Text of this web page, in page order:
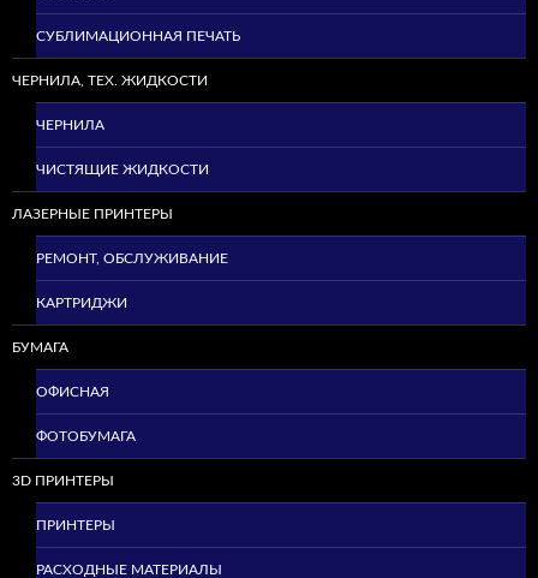
СУБЛИМАЦИОННАЯ ПЕЧАТЬ
ЧЕРНИЛА, ТЕХ. ЖИДКОСТИ
ЧЕРНИЛА
ЧИСТЯЩИЕ ЖИДКОСТИ
ЛАЗЕРНЫЕ ПРИНТЕРЫ
РЕМОНТ, ОБСЛУЖИВАНИЕ
КАРТРИДЖИ
БУМАГА
ОФИСНАЯ
ФОТОБУМАГА
3D ПРИНТЕРЫ
ПРИНТЕРЫ
РАСХОДНЫЕ МАТЕРИАЛЫ